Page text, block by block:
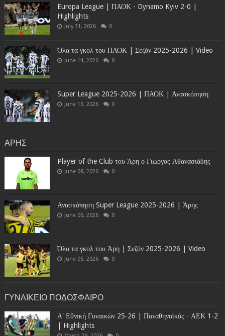
Europa League | ΠΑΟΚ - Dynamo Kyiv 2-0 |
Highlights
July 31, 2026 0
Όλα τα γκολ του ΠΑΟΚ | Σεζόν 2025-2026 | Video
June 14, 2026 0
Super League 2025-2026 | ΠΑΟΚ | Ανασκόπηση
June 13, 2026 0
ΑΡΗΣ
Player of the Club του Άρη ο Γιώργος Αθανασιάδης
June 08, 2026 0
Ανασκόπηση Super League 2025-2026 | Άρης
June 06, 2026 0
Όλα τα γκολ του Άρη | Σεζόν 2025-2026 | Video
June 05, 2026 0
ΓΥΝΑΙΚΕΙΟ ΠΟΔΟΣΦΑΙΡΟ
Α' Εθνική Γυναικών 25-26 | Παναθηναϊκός - ΑΕΚ 1-2
| Highlights